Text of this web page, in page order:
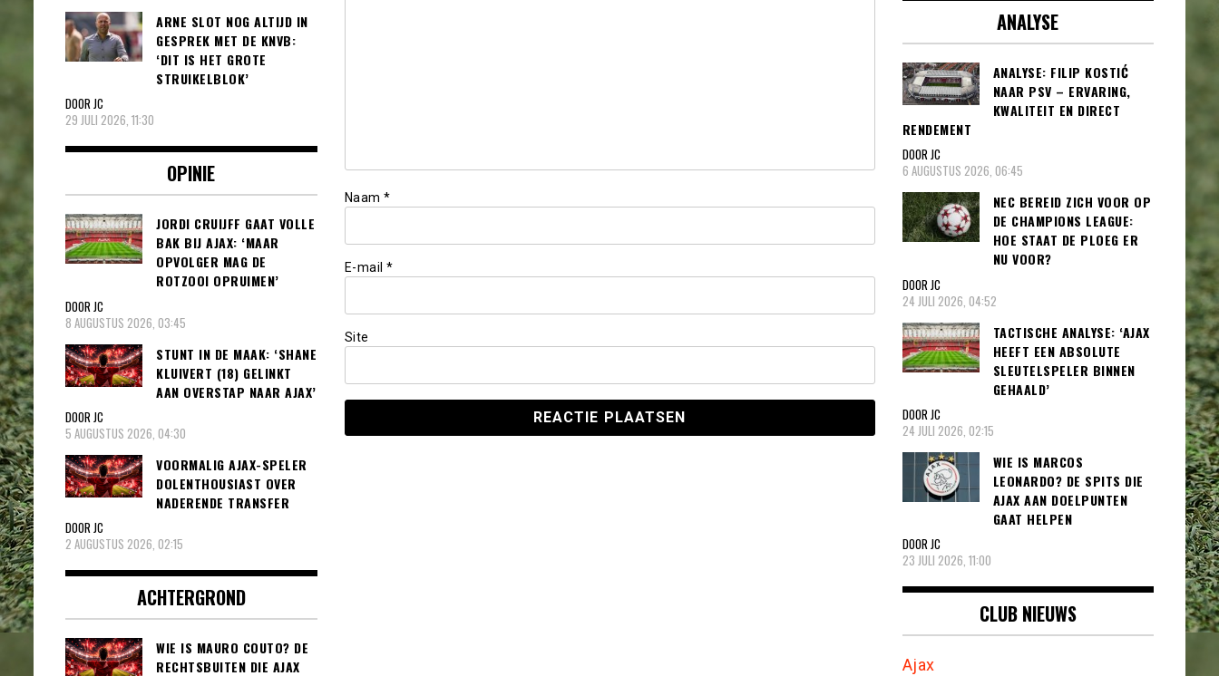
Naam *
E-mail *
Site
ARNE SLOT NOG ALTIJD IN
GESPREK MET DE KNVB:
‘DIT IS HET GROTE
STRUIKELBLOK’
DOOR JC
29 JULI 2026, 11:30
OPINIE
JORDI CRUIJFF GAAT VOLLE
BAK BIJ AJAX: ‘MAAR
OPVOLGER MAG DE
ROTZOOI OPRUIMEN’
DOOR JC
8 AUGUSTUS 2026, 03:45
STUNT IN DE MAAK: ‘SHANE
KLUIVERT (18) GELINKT
AAN OVERSTAP NAAR AJAX’
DOOR JC
5 AUGUSTUS 2026, 04:30
VOORMALIG AJAX-SPELER
DOLENTHOUSIAST OVER
NADERENDE TRANSFER
DOOR JC
2 AUGUSTUS 2026, 02:15
ACHTERGROND
WIE IS MAURO COUTO? DE
RECHTSBUITEN DIE AJAX
ANALYSE
ANALYSE: FILIP KOSTIĆ
NAAR PSV – ERVARING,
KWALITEIT EN DIRECT
RENDEMENT
DOOR JC
6 AUGUSTUS 2026, 06:45
NEC BEREID ZICH VOOR OP
DE CHAMPIONS LEAGUE:
HOE STAAT DE PLOEG ER
NU VOOR?
DOOR JC
24 JULI 2026, 04:52
TACTISCHE ANALYSE: ‘AJAX
HEEFT EEN ABSOLUTE
SLEUTELSPELER BINNEN
GEHAALD’
DOOR JC
24 JULI 2026, 02:15
WIE IS MARCOS
LEONARDO? DE SPITS DIE
AJAX AAN DOELPUNTEN
GAAT HELPEN
DOOR JC
23 JULI 2026, 11:00
CLUB NIEUWS
Ajax